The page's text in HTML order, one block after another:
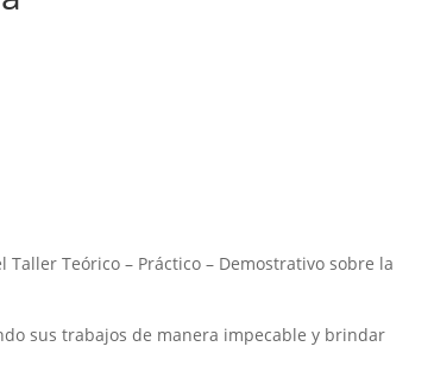
Teórico – Práctico – Demostrativo sobre la
sus trabajos de manera impecable y brindar